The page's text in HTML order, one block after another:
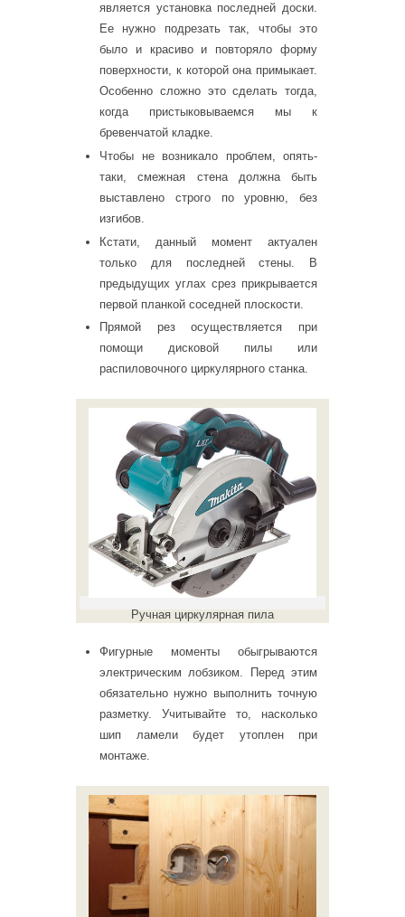
является установка последней доски.
Ее нужно подрезать так, чтобы это
было и красиво и повторяло форму
поверхности, к которой она примыкает.
Особенно сложно это сделать тогда,
когда пристыковываемся мы к
бревенчатой кладке.
Чтобы не возникало проблем, опять-
таки, смежная стена должна быть
выставлено строго по уровню, без
изгибов.
Кстати, данный момент актуален
только для последней стены. В
предыдущих углах срез прикрывается
первой планкой соседней плоскости.
Прямой рез осуществляется при
помощи дисковой пилы или
распиловочного циркулярного станка.
Ручная циркулярная пила
Фигурные моменты обыгрываются
электрическим лобзиком. Перед этим
обязательно нужно выполнить точную
разметку. Учитывайте то, насколько
шип ламели будет утоплен при
монтаже.